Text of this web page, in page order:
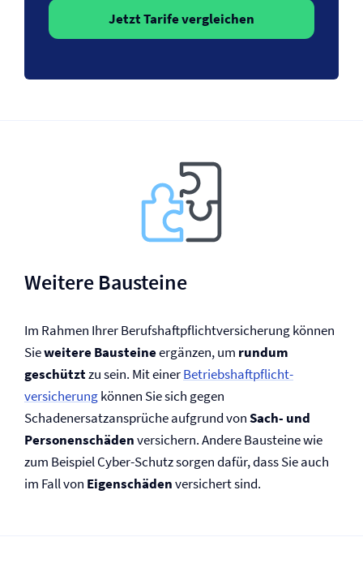
Jetzt Tarife vergleichen
Weitere Bausteine
Im Rahmen Ihrer Berufs­haftpflicht­versicherung können
Sieweitere Bausteineergänzen, um rundum
geschütztzu sein. Mit einerBetriebs­haftpflicht­
versicherungkönnen Sie sich gegen
Schadenersatzansprüche aufgrund vonSach- und
Personenschädenversichern. Andere Bausteine wie
zum Beispiel Cyber-Schutz sorgen dafür, dass Sie auch
im Fall von Eigenschädenversichert sind.